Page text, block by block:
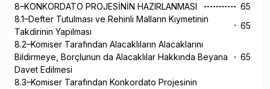
8–KONKORDATO PROJESİNİN HAZIRLANMASI
65
8.1–Defter Tutulması ve Rehinli Malların Kıymetinin
Takdirinin Yapılması
65
8.2–Komiser Tarafından Alacaklıların Alacaklarını
Bildirmeye, Borçlunun da Alacaklılar Hakkında Beyana
Davet Edilmesi
65
8.3–Komiser Tarafından Konkordato Projesinin